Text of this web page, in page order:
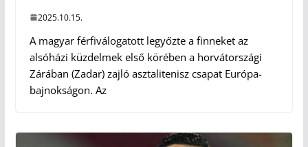
2025.10.15.
A magyar férfiválogatott legyőzte a finneket az
alsóházi küzdelmek első körében a horvátországi
Zárában (Zadar) zajló asztalitenisz csapat Európa-
bajnokságon. Az